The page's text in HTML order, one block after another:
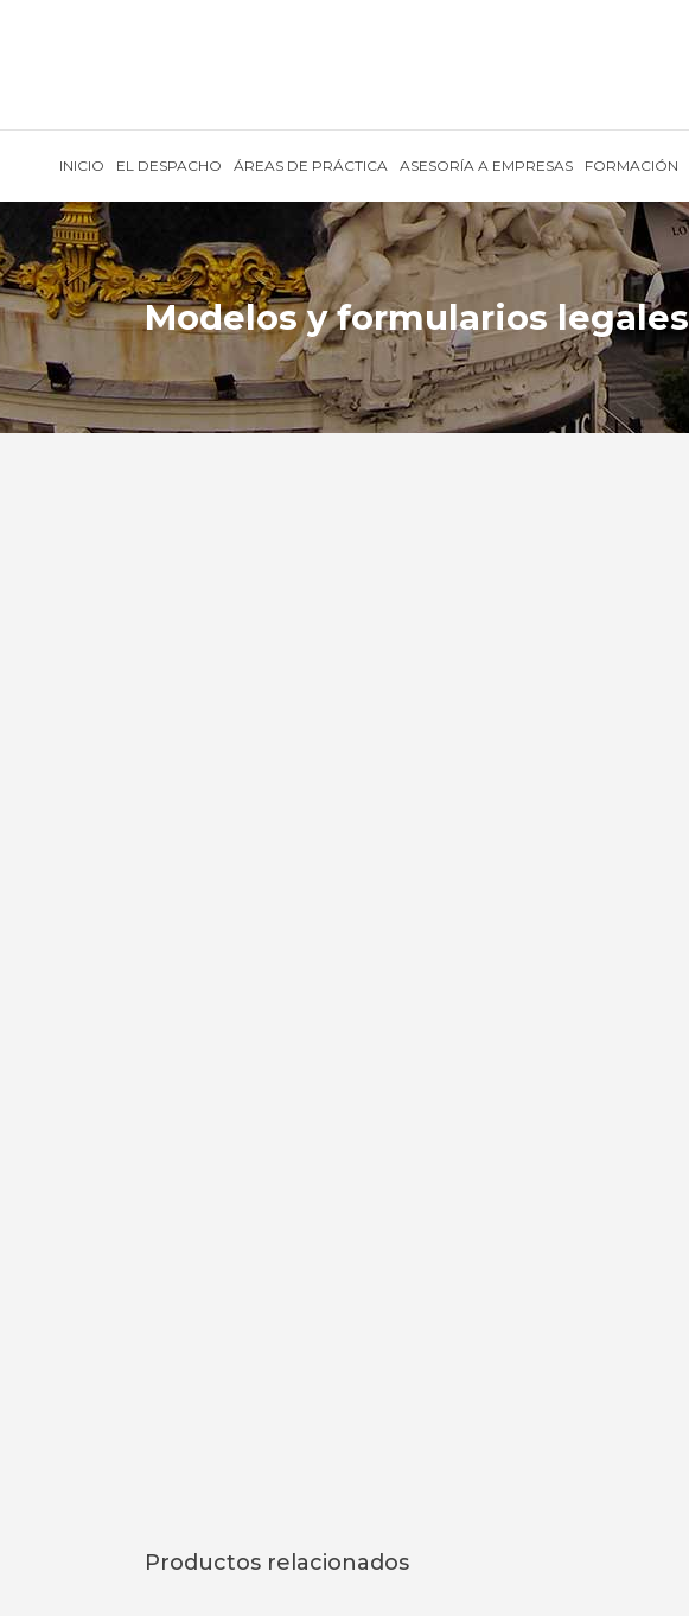
INICIO EL DESPACHO ÁREAS DE PRÁCTICA ASESORÍA A EMPRESAS FORMACIÓN
Modelos y formularios legales
Productos relacionados